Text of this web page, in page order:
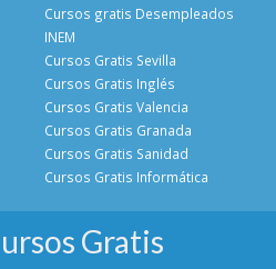
Cursos gratis Desempleados
INEM
Cursos Gratis Sevilla
Cursos Gratis Inglés
Cursos Gratis Valencia
Cursos Gratis Granada
Cursos Gratis Sanidad
Cursos Gratis Informática
Gratis